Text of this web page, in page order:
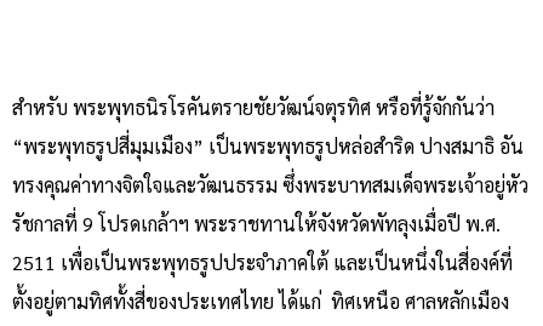
สำหรับ พระพุทธนิรโรคันตรายชัยวัฒน์จตุรทิศ หรือที่รู้จักกันว่า
“พระพุทธรูปสี่มุมเมือง” เป็นพระพุทธรูปหล่อสำริด ปางสมาธิ อัน
ทรงคุณค่าทางจิตใจและวัฒนธรรม ซึ่งพระบาทสมเด็จพระเจ้าอยู่หัว
รัชกาลที่ 9 โปรดเกล้าฯ พระราชทานให้จังหวัดพัทลุงเมื่อปี พ.ศ.
2511 เพื่อเป็นพระพุทธรูปประจำภาคใต้ และเป็นหนึ่งในสี่องค์ที่
ตั้งอยู่ตามทิศทั้งสี่ของประเทศไทย ได้แก่ ทิศเหนือ ศาลหลักเมือง